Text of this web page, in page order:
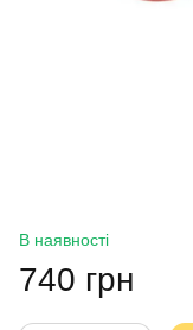
В наявності
740 грн